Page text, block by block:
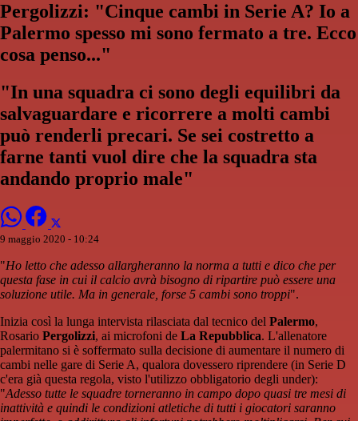
Pergolizzi: "Cinque cambi in Serie A? Io a
Palermo spesso mi sono fermato a tre. Ecco
cosa penso..."
"In una squadra ci sono degli equilibri da
salvaguardare e ricorrere a molti cambi
può renderli precari. Se sei costretto a
farne tanti vuol dire che la squadra sta
andando proprio male"
9 maggio 2020 - 10:24
"Ho letto che adesso allargheranno la norma a tutti e dico che per
questa fase in cui il calcio avrà bisogno di ripartire può essere una
soluzione utile. Ma in generale, forse 5 cambi sono troppi".
Inizia così la lunga intervista rilasciata dal tecnico del Palermo,
Rosario Pergolizzi, ai microfoni de La Repubblica. L'allenatore
palermitano si è soffermato sulla decisione di aumentare il numero di
cambi nelle gare di Serie A, qualora dovessero riprendere (in Serie D
c'era già questa regola, visto l'utilizzo obbligatorio degli under):
"Adesso tutte le squadre torneranno in campo dopo quasi tre mesi di
inattività e quindi le condizioni atletiche di tutti i giocatori saranno